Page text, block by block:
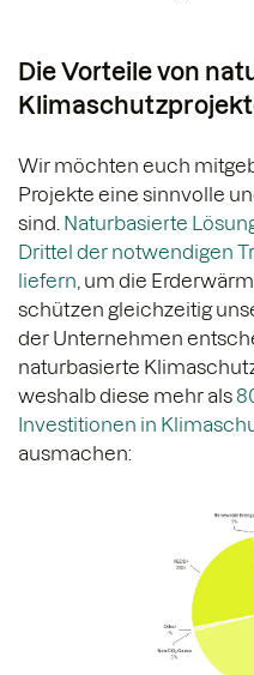
Die Vorteile von
Wir möchten euch
Projekte eine sinnvolle
sind. Naturbasierte
Drittel der notwendigen
liefern , um die
schützen gleichzeitig
der Unternehmen
naturbasierte
weshalb diese mehr als
Investitionen in
ausmachen: